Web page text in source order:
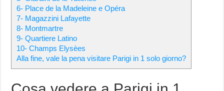
6- Place de la Madeleine e Opéra
7- Magazzini Lafayette
8- Montmartre
9- Quartiere Latino
10- Champs Elysèes
Alla fine, vale la pena visitare Parigi in 1 solo giorno?